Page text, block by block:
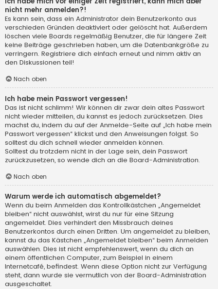
nicht mehr anmelden?!
Es kann sein, dass ein Administrator dein Benutzerkonto aus
verschieden Gründen deaktiviert oder gelöscht hat. Außerdem
löschen viele Boards regelmäßig Benutzer, die für längere Zeit
keine Beiträge geschrieben haben, um die Datenbankgröße zu
verringern. Registriere dich einfach erneut und nimm aktiv an
den Diskussionen teil!
Nach oben
Ich habe mein Passwort vergessen!
Das ist nicht schlimm! Wir können dir zwar dein altes Passwort
nicht wieder mitteilen, du kannst es jedoch zurücksetzen. Dies
machst du, indem du auf der Anmelde-Seite auf „Ich habe mein
Passwort vergessen“ klickst und den Anweisungen folgst. So
solltest du dich schnell wieder anmelden können.
Solltest du trotzdem nicht in der Lage sein, dein Passwort
zurückzusetzen, so wende dich an die Board-Administration.
Nach oben
Warum werde ich automatisch abgemeldet?
Wenn du beim Anmelden das Kontrollkästchen „Angemeldet
bleiben“ nicht auswählst, wirst du nur für eine Sitzung
angemeldet. Dies verhindert den Missbrauch deines
Benutzerkontos durch einen Dritten. Um angemeldet zu bleiben,
kannst du das Kästchen „Angemeldet bleiben“ beim Anmelden
auswählen. Dies ist nicht empfehlenswert, wenn du dich an
einem öffentlichen Computer, zum Beispiel in einem
Internetcafé, befindest. Wenn diese Option nicht zur Verfügung
steht, dann wurde sie vermutlich von der Board-Administration
ausgeschaltet.